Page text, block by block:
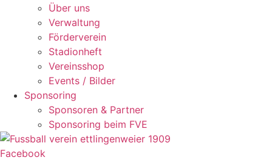
Über uns
Verwaltung
Förderverein
Stadionheft
Vereinsshop
Events / Bilder
Sponsoring
Sponsoren & Partner
Sponsoring beim FVE
Facebook